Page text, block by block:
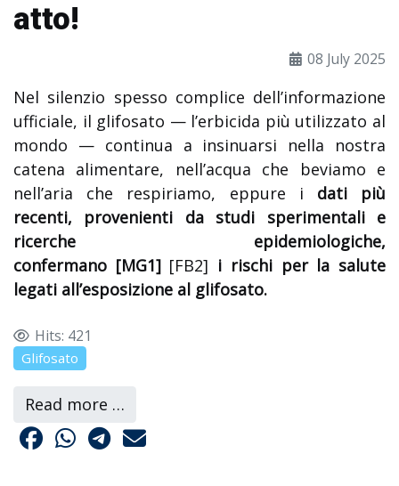
atto!
08 July 2025
Nel silenzio spesso complice dell’informazione
ufficiale, il glifosato — l’erbicida più utilizzato al
mondo — continua a insinuarsi nella nostra
catena alimentare, nell’acqua che beviamo e
nell’aria che respiriamo, eppure i dati più
recenti, provenienti da studi
sperimentali e
ricerche epidemiologiche,
confermano [MG1] [FB2] i rischi per la salute
legati all’esposizione al glifosato.
Hits: 421
Glifosato
Read more …